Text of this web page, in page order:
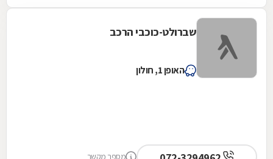
שברולט-כוכבי הרכב
האופן 1, חולון
מספר מקשר